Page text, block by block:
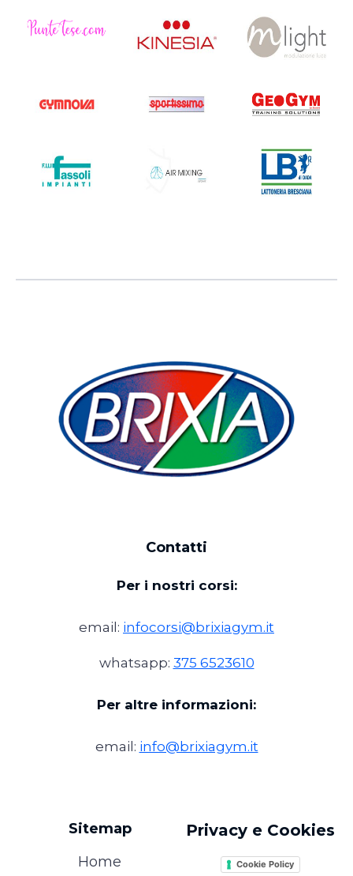
Contatti
Per i nostri corsi:
email: infocorsi@brixiagym.it
whatsapp: 375 6523610
Per altre informazioni:
email: info@brixiagym.it
Sitemap
Home
Privacy e Cookies
Cookie Policy